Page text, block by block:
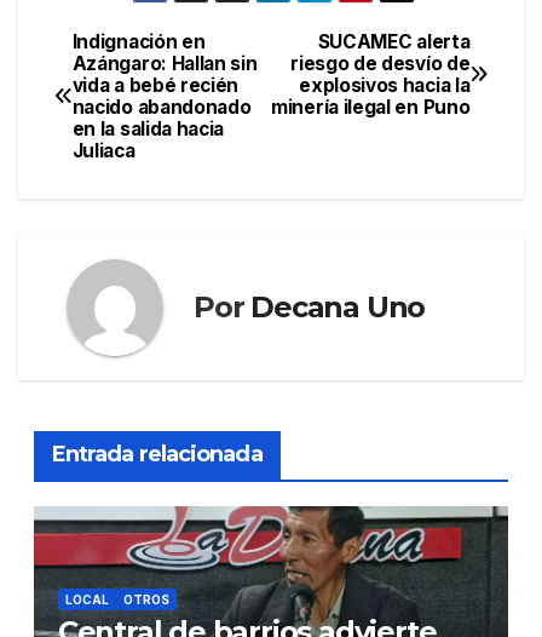
Navegación
de
entradas
SUCAMEC alerta
riesgo de desvío de
explosivos hacia la
minería ilegal en Puno
Indignación en
Azángaro: Hallan sin
vida a bebé recién
nacido abandonado
en la salida hacia
Juliaca
Por Decana Uno
Entrada relacionada
LOCAL OTROS